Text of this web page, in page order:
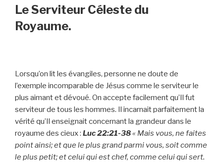
LE
Le Serviteur Céleste du
Royaume.
Lorsqu’on lit les évangiles, personne ne doute de
l’exemple incomparable de Jésus comme le serviteur le
plus aimant et dévoué. On accepte facilement qu’Il fut
serviteur de tous les hommes. Il incarnait parfaitement la
vérité qu’Il enseignait concernant la grandeur dans le
royaume des cieux : Luc 22:21-38« Mais vous, ne faites
point ainsi; et que le plus grand parmi vous, soit comme
le plus petit; et celui qui est chef, comme celui qui sert.